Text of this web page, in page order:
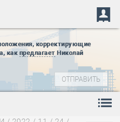
корректирующие
как предлагает Николай